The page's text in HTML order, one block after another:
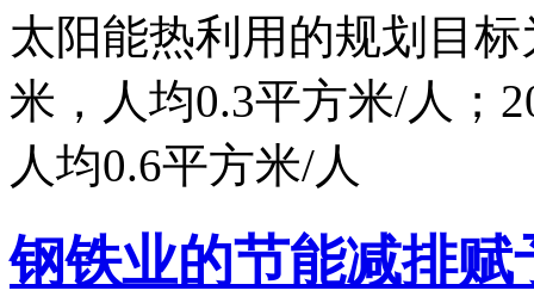
太阳能热利用的规划目
米，人均0.3平方米/人；
人均0.6平方米/人
钢铁业的节能减排